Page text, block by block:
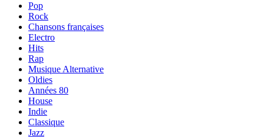
Pop
Rock
Chansons françaises
Electro
Hits
Rap
Musique Alternative
Oldies
Années 80
House
Indie
Classique
Jazz